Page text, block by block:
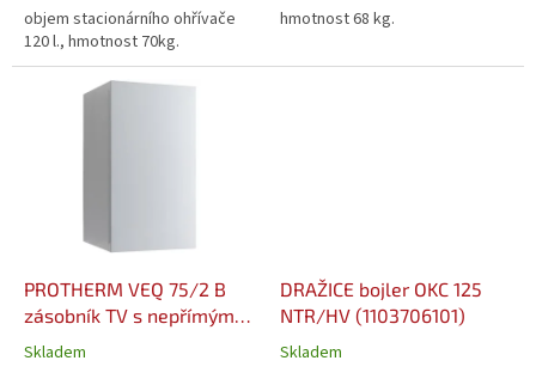
objem stacionárního ohřívače
120 l., hmotnost 70kg.
hmotnost 68 kg.
PROTHERM VEQ 75/2 B
zásobník TV s nepřímým
ohřevem (0010025315)
Skladem
DRAŽICE bojler OKC 125
NTR/HV (1103706101)
Skladem